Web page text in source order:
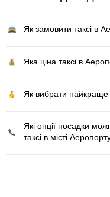
Як замовити таксі в
Яка ціна таксі в
Як вибрати найкраще
Які опції посадки
таксі в місті